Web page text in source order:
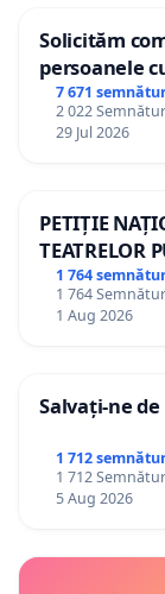
Solicităm
persoanele
7 671
2 022
29 Jul 2026
PETIȚIE
TEATRELOR
ROMÂNIA
1 764
1 764
1 Aug 2026
Salvați-ne
1 712
1 712
5 Aug 2026